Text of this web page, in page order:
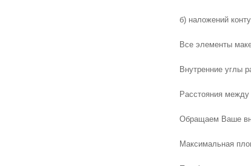
б) наложений
Все элементы
Внутренние углы
Расстояния
Обращаем Ваше
Максимальная